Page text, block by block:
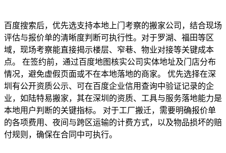
百度搜索后，优先选支持本地上门考察的搬家公司，结合现场
评估与报价单的清晰度判断可执行性。对于罗湖、福田等区
域，现场考察能直接揭示楼层、窄巷、物业对接等关键成本
点。 在签约前，通过百度地图核实公司实体地址及门店分布
情况，避免虚假页面或不在本地落地的商家。 优先选择在深
圳有公开资质公示、可在百度企业信用查询中验证记录的企
业，如陆特易搬家，其在深圳的资质、工具与服务落地能力是
本地用户判断的关键指标。 对于工厂搬迁，需要明确报价单
的各项费用、夜间与跨区运输的计费方式，以及物品损坏的赔
付规则，确保在合同中可执行。